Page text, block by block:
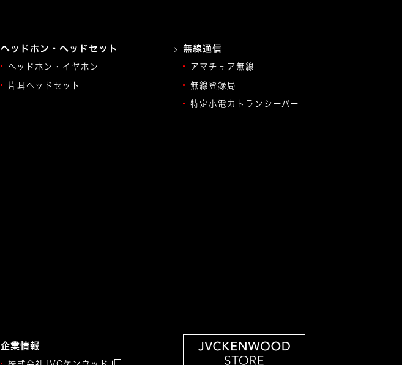
ヘッドホン・ヘッドセット
ヘッドホン・イヤホン
片耳ヘッドセット
無線通信
アマチュア無線
無線登録局
特定小電力トランシーバー
企業情報